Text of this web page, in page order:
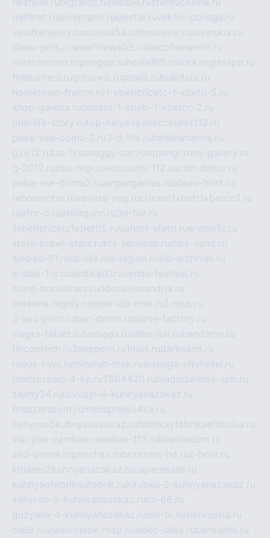
delfinet.rusilvernano.ruelestal.ruvektor-doroga.ru
velotrenajery.rupronso54.ru lenasever.ru lovinskix.ru
show-pets.rusmartnews03.rudiscofoxworld.ru
miraclecoon.rupongup.ru hostel65.ru liura.ruglasspb.ru
firehunters.rugribowo.rugnalis.rubulkitula.ru
hometown-france.ru1-xbeticricetc-1-xbetti-5.ru
shop-garena.rucricetc-1-xbetr-1-xbetcc-2.ru
one-life-story.rutop-halyava.ruaccounts112.ru
poka-vse-doma-2.ru3-d-file.ru hahahaharms.ru
g2012.rutst-1.rushaggy-cat.ruopsmgr.ruev-gallery.ru
g-2012.ruops-mgr.ruaccounts-112.rucsm-demo.ru
poka-vse-doma2.ruairgungames.ruallseo-host.ru
tehosmotre.ruvarieta-yug.rucricetc1xbetr1xbetcc2.ru
raytor-d.ruatillagunn.ru3d-file.ru
1xbeticricetc1xbetti5.ruuafoot-statti.rue-abis1c.ru
store-brawl-stars.rukts-services.rudark-sand.ru
sindika-01.rusp-life.rux-legion.rusib-archives.ru
e-abis-1-c.rusindika01.ruvenda-festival.ru
store-brawlstars.rudooraleksandria.ru
antenna-highly.ru mine-lab-msk.ru1-mus.ru
3-sex-porn.ruban-damn.rupurse-factory.ru
viagra-tablet.rufasbags.ruadler-jun.rubandamn.ru
fincontech.ru3sexporn.ru1mus.rudarksand.ru
rebus-toys.ru minelab-msk.rualabuga-cityhotel.ru
medsprawo-4-ka.ru2864420.rublagodarenie-spb.ru
zajmy24.rutovudyi-4-kuhnyanazakaz.ru
brazzerscom.ru medsprawo4ka.ru
xehyroo5kuhnyanazakaz.rufabrikayfabrikaefabrika.ru
vskrytie-zamkov-moskva-113.rubiletnadom.ru
zed-online.rupimchax.rubrazzers-hd.ruz-host.ru
kitubeu2kuhnyanazakaz.ru naperekate.ru
kuhnyaofabrikaufabrik.rukitubeu-2-kuhnyanazakaz.ru
xehyroo-5-kuhnyanazakaz.rucs-68.ru
guzywia-4-kuhnyanazakaz.ru mir-tk.ruvlknrussia.ru
cs68.ruvladivostok-map.ruvideo-seks.rubankaribi.ru